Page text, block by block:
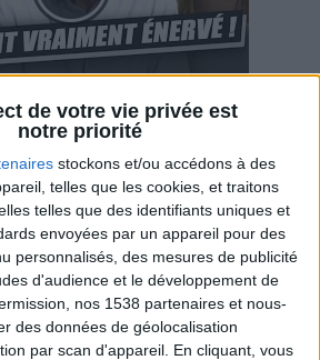
de votre vie privée est
notre priorité
stockons et/ou accédons à des
telles que les cookies, et traitons
telles que des identifiants uniques et
envoyées par un appareil pour des
personnalisés, des mesures de publicité
d'audience et le développement de
nos 1538 partenaires et nous-
des données de géolocalisation
par scan d'appareil. En cliquant, vous
: c'est n'importe quoi !
en direct Voir tout